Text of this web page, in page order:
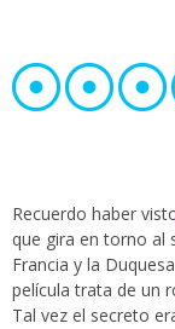
Recuerdo haber
que gira en torno al
Francia y la
película trata de un
Tal vez el secreto